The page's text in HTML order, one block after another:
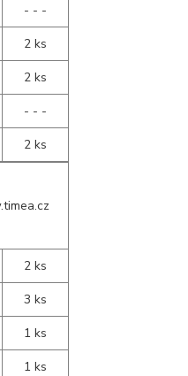
- - -
2 ks
2 ks
- - -
2 ks
2 ks
3 ks
1 ks
1 ks